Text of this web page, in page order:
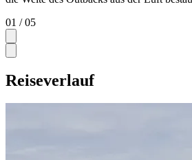
01 / 05
Reiseverlauf